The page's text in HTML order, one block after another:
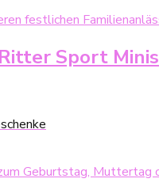
Sport Minis